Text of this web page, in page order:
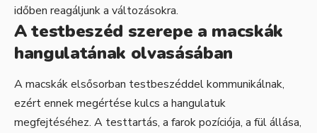
időben reagáljunk a változásokra.
A testbeszéd szerepe a macskák
hangulatának olvasásában
A macskák elsősorban testbeszéddel kommunikálnak,
ezért ennek megértése kulcs a hangulatuk
megfejtéséhez. A testtartás, a farok pozíciója, a fül állása,